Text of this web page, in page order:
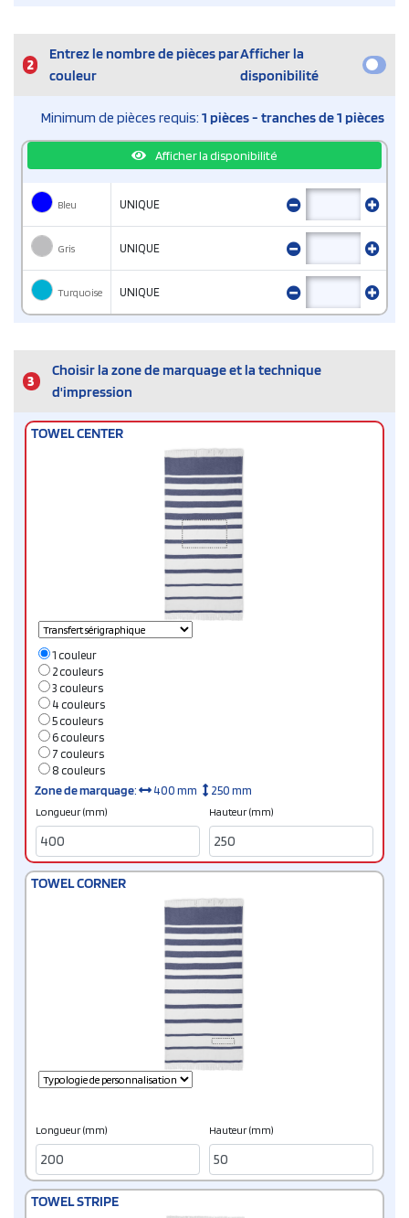
2
Entrez le nombre de pièces par
couleur
Afficher la
disponibilité
Minimum de pièces requis: 1 pièces - tranches de 1 pièces
Afficher la disponibilité
Bleu UNIQUE
Gris UNIQUE
Turquoise UNIQUE
3
Choisir la zone de marquage et la technique
d'impression
TOWEL CENTER
1 couleur
2 couleurs
3 couleurs
4 couleurs
5 couleurs
6 couleurs
7 couleurs
8 couleurs
Zone de marquage: 400 mm 250 mm
Longueur (mm) Hauteur (mm)
TOWEL CORNER
Longueur (mm) Hauteur (mm)
TOWEL STRIPE